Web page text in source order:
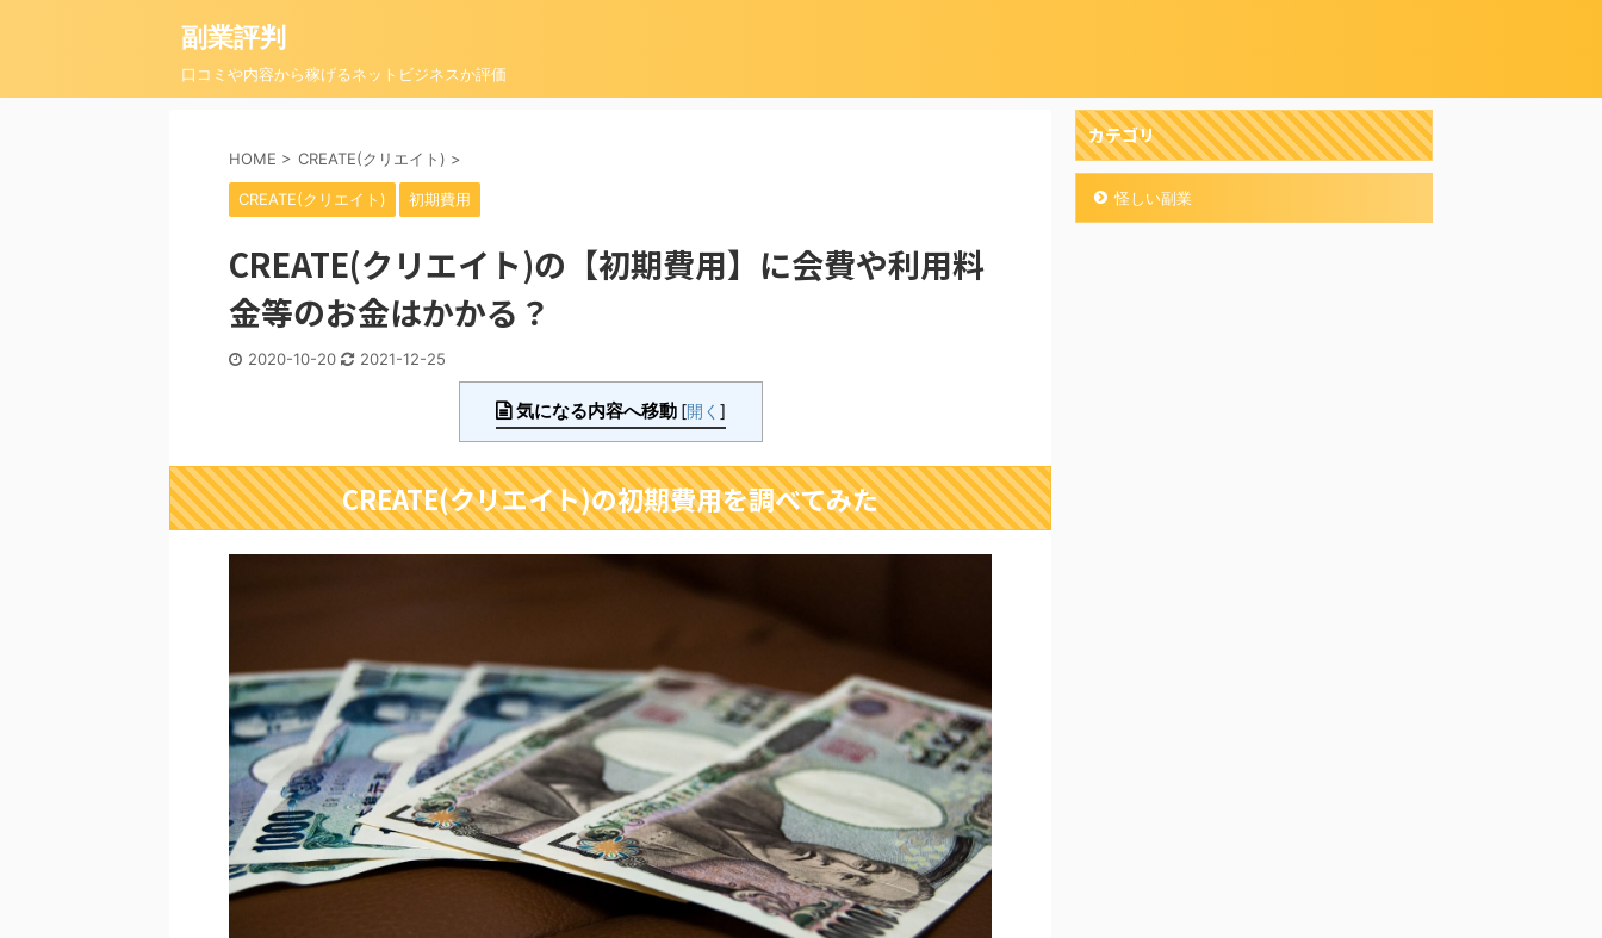
副業評判
口コミや内容から稼げるネットビジネスか評価
HOME > CREATE(クリエイト) >
CREATE(クリエイト) 初期費用
CREATE(クリエイト)の【初期費用】に会費や利用料
金等のお金はかかる？
2020-10-20 2021-12-25
気になる内容へ移動 [開く ]
CREATE(クリエイト)の初期費用を調べてみた
カテゴリ
怪しい副業